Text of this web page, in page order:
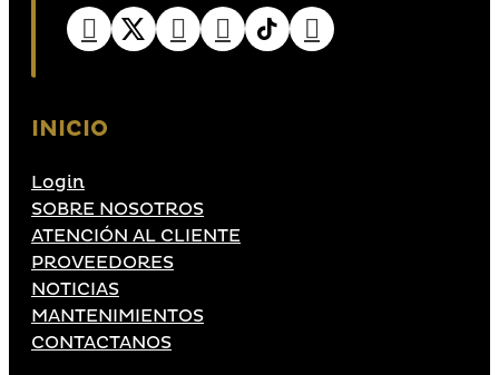
INICIO
Login
SOBRE NOSOTROS
ATENCIÓN AL CLIENTE
PROVEEDORES
NOTICIAS
MANTENIMIENTOS
CONTACTANOS